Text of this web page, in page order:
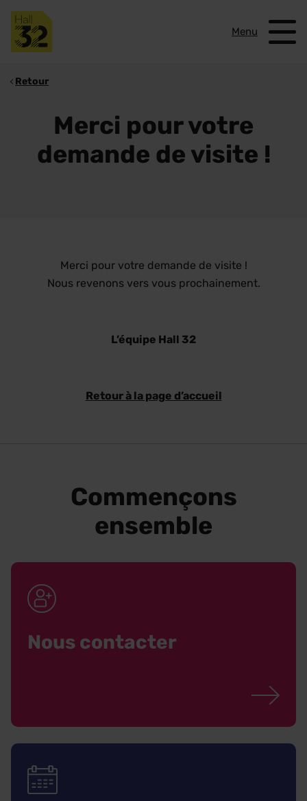
Menu
Retour
Merci pour votre
demande de visite !
Merci pour votre demande de visite !
Nous revenons vers vous prochainement.
L’équipe Hall 32
Retour à la page d’accueil
Commençons
ensemble
Nous contacter